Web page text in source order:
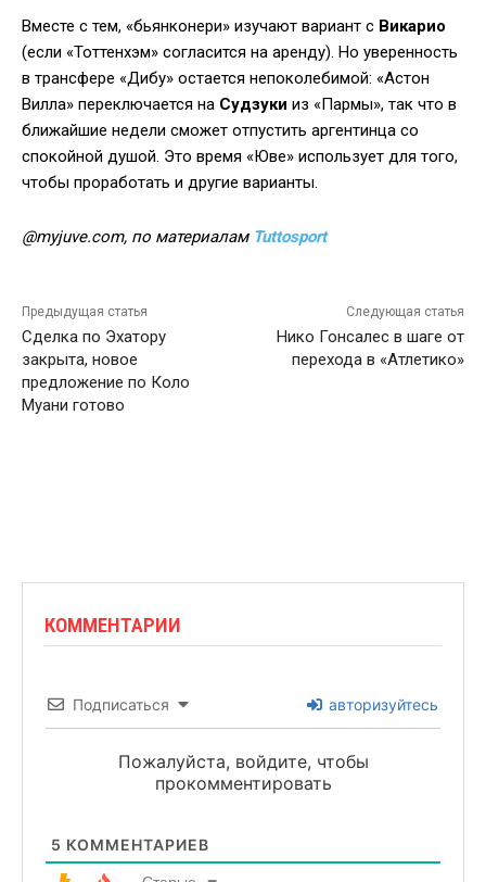
Вместе с тем, «бьянконери» изучают вариант с Викарио
(если «Тоттенхэм» согласится на аренду). Но уверенность
в трансфере «Дибу» остается непоколебимой: «Астон
Вилла» переключается на Судзуки из «Пармы», так что в
ближайшие недели сможет отпустить аргентинца со
спокойной душой. Это время «Юве» использует для того,
чтобы проработать и другие варианты.
@myjuve.com, по материалам Tuttosport
Предыдущая статья
Сделка по Эхатору
закрыта, новое
предложение по Коло
Муани готово
Следующая статья
Нико Гонсалес в шаге от
перехода в «Атлетико»
КОММЕНТАРИИ
Подписаться авторизуйтесь
Пожалуйста, войдите, чтобы
прокомментировать
5 КОММЕНТАРИЕВ